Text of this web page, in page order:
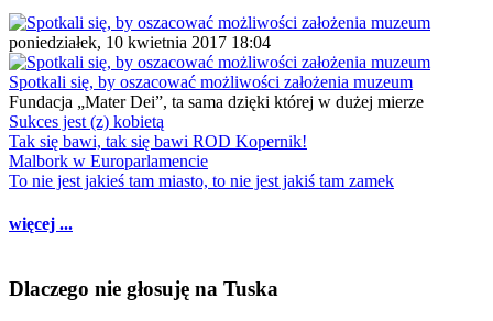
poniedziałek, 10 kwietnia 2017 18:04
Spotkali się, by oszacować możliwości założenia muzeum
Fundacja „Mater Dei”, ta sama dzięki której w dużej mierze
Sukces jest (z) kobietą
Tak się bawi, tak się bawi ROD Kopernik!
Malbork w Europarlamencie
To nie jest jakieś tam miasto, to nie jest jakiś tam zamek
więcej ...
Dlaczego nie głosuję na Tuska